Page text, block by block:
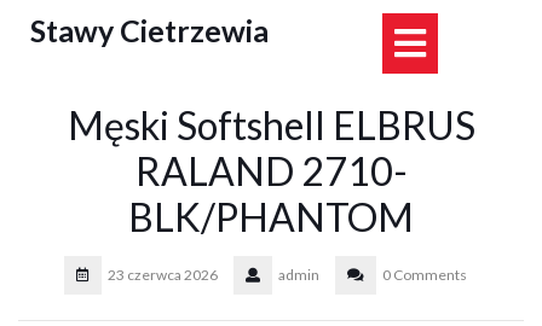
Stawy Cietrzewia
Męski Softshell ELBRUS
RALAND 2710-
BLK/PHANTOM
23 czerwca 2026 admin 0 Comments